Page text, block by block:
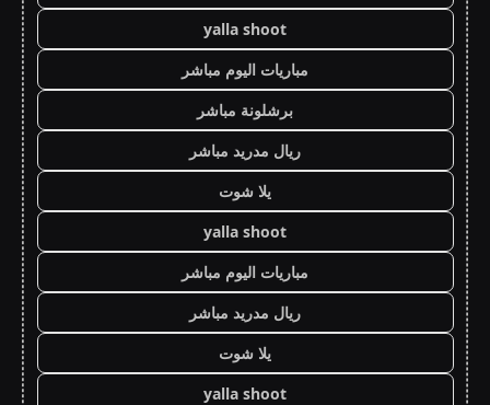
yalla shoot
مباريات اليوم مباشر
برشلونة مباشر
ريال مدريد مباشر
يلا شوت
yalla shoot
مباريات اليوم مباشر
ريال مدريد مباشر
يلا شوت
yalla shoot